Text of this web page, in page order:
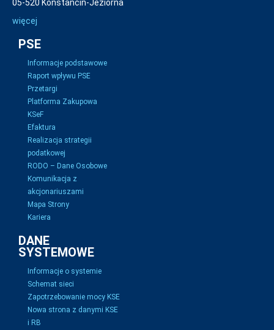
05-520 Konstancin-Jeziorna
więcej
PSE
Informacje podstawowe
Raport wpływu PSE
Przetargi
Platforma Zakupowa
KSeF
Efaktura
Realizacja strategii
podatkowej
RODO – Dane Osobowe
Komunikacja z
akcjonariuszami
Mapa Strony
Kariera
DANE
SYSTEMOWE
Informacje o systemie
Schemat sieci
Zapotrzebowanie mocy KSE
Nowa strona z danymi KSE
i RB